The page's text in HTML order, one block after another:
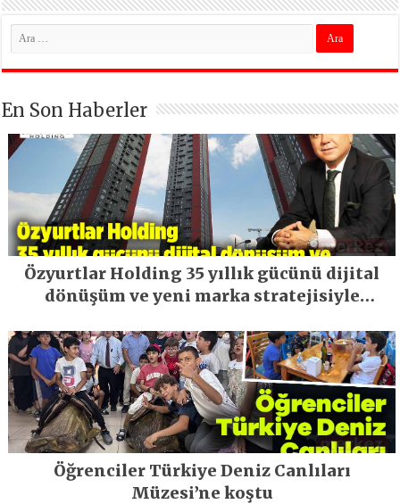
En Son Haberler
Özyurtlar Holding 35 yıllık gücünü dijital
dönüşüm ve yeni marka stratejisiyle
Öğrenciler Türkiye Deniz Canlıları
Müzesi’ne koştu